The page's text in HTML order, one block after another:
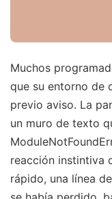
Muchos
que su entorno de
previo aviso. La
un muro de texto
reacción instintiva
rápido, una línea